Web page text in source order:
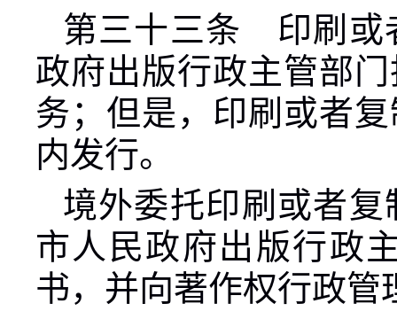
第三十三条 印刷或
政府出版行政主管部
务；但是，印刷或者
内发行。
境外委托印刷或者
市人民政府出版行政
书，并向著作权行政管